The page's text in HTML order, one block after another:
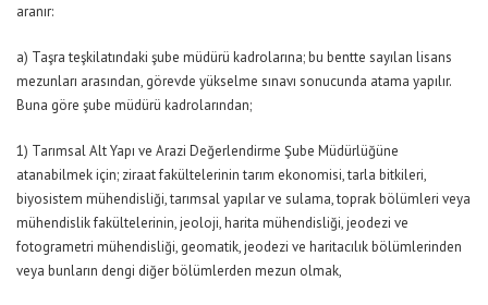
aranır:
a) Taşra teşkilatındaki şube müdürü kadrolarına; bu bentte sayılan lisans
mezunları arasından, görevde yükselme sınavı sonucunda atama yapılır.
Buna göre şube müdürü kadrolarından;
1) Tarımsal Alt Yapı ve Arazi Değerlendirme Şube Müdürlüğüne
atanabilmek için; ziraat fakültelerinin tarım ekonomisi, tarla bitkileri,
biyosistem mühendisliği, tarımsal yapılar ve sulama, toprak bölümleri veya
mühendislik fakültelerinin, jeoloji, harita mühendisliği, jeodezi ve
fotogrametri mühendisliği, geomatik, jeodezi ve haritacılık bölümlerinden
veya bunların dengi diğer bölümlerden mezun olmak,